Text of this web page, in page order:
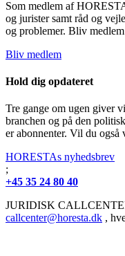
Som medlem af
og jurister samt råd og
og problemer. Bliv
Bliv medlem
Hold dig opdateret
Tre gange om ugen giver
branchen og på den
er abonnenter. Vil du
HORESTAs nyhedsbrev
;
+45 35 24 80 40
JURIDISK
callcenter@horesta.dk ,